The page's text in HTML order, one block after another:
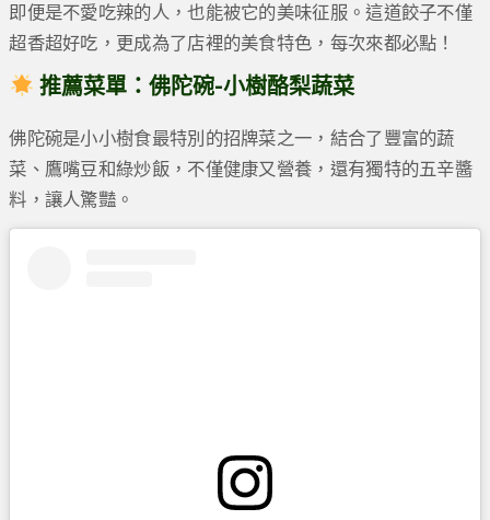
即便是不愛吃辣的人，也能被它的美味征服。這道餃子不僅
超香超好吃，更成為了店裡的美食特色，每次來都必點！
推薦菜單：佛陀碗-小樹酪梨蔬菜
佛陀碗是小小樹食最特別的招牌菜之一，結合了豐富的蔬
菜、鷹嘴豆和綠炒飯，不僅健康又營養，還有獨特的五辛醬
料，讓人驚豔。